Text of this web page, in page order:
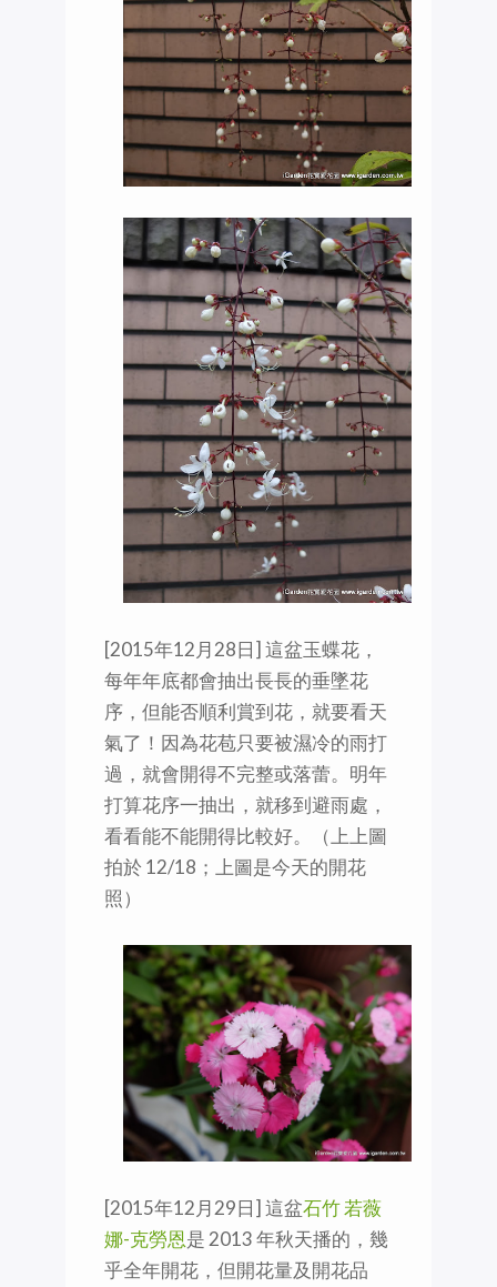
[2015年12月28日] ‪這盆玉蝶花，
每年年底都會抽出長長的垂墜花
序，但能否順利賞到花，就要看天
氣了！因為花苞只要被濕冷的雨打
過，就會開得不完整或落蕾。明年
打算花序一抽出，就移到避雨處，
看看能不能開得比較好。（上上圖
拍於 12/18；上圖是今天的開花
照）
[2015年12月29日] 這盆石竹 若薇
娜-克勞恩是 2013 年秋天播的，幾
乎全年開花，但開花量及開花品